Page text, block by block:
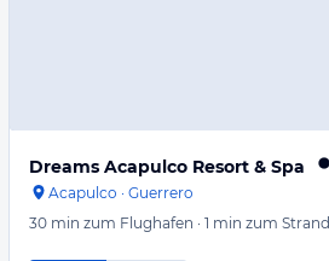
Dreams Acapulco Resort & Spa
Acapulco · Guerrero
30 min zum Flughafen · 1 min zum Strand